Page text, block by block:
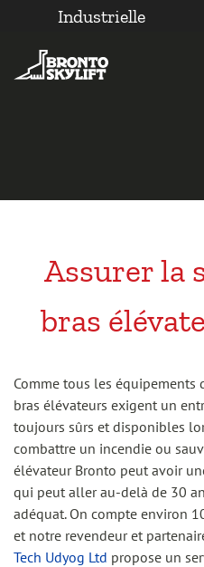
contenu
Industrielle
Assurer la
bras
Comme tous les équipements
bras élévateurs exigent un
toujours sûrs et disponibles
combattre un incendie ou
élévateur Bronto peut avoir
qui peut aller au-delà de 30
adéquat. On compte environ
et notre revendeur et
Tech Udyog Ltd propose un